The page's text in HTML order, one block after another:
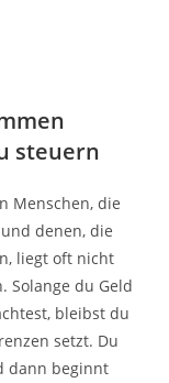
steuern
Menschen, die
denen, die
liegt oft nicht
Solange du Geld
bleibst du
setzt. Du
dann beginnt